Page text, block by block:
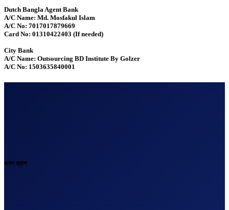
Dutch Bangla Agent Bank
A/C Name: Md. Mosfakul Islam
A/C No: 7017017879669
Card No: 01310422403 (If needed)
City Bank
A/C Name: Outsourcing BD Institute By Golzer
A/C No: 1503635840001
গুগল ম্যাপ